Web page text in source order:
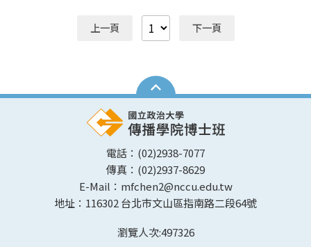
上一頁 下一頁
電話：(02)2938-7077
傳真：(02)2937-8629
E-Mail：mfchen2@nccu.edu.tw
地址：116302 台北市文山區指南路二段64號
瀏覽人次:497326